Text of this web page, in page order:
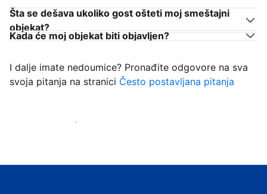
Šta se dešava ukoliko gost ošteti moj smeštajni
objekat?
Kada će moj objekat biti objavljen?
I dalje imate nedoumice? Pronađite odgovore na sva
svoja pitanja na stranici Često postavljana pitanja
Počnite da primate goste